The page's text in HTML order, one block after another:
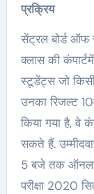
प्रक्रिय
सेंट्रल बोर्ड ऑफ
क्लास की
स्टूडेंट्स जो
उनका रिजल्ट
किया गया है, वे
सकते हैं.
5 बजे तक
परीक्षा 2020